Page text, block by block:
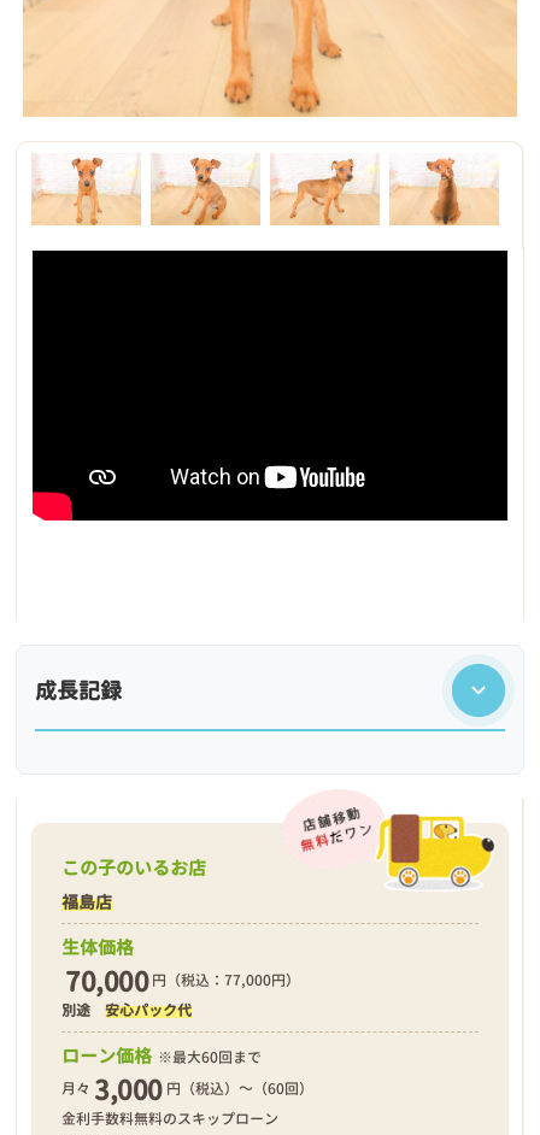
成長記録
❮ ❯
この子のいるお店
福島店
生体価格
70,000 円（税込：77,000円）
別途安心パック代
ローン価格 ※最大60回まで
月々 3,000 円（税込）～（60回）
金利手数料無料のスキップローン